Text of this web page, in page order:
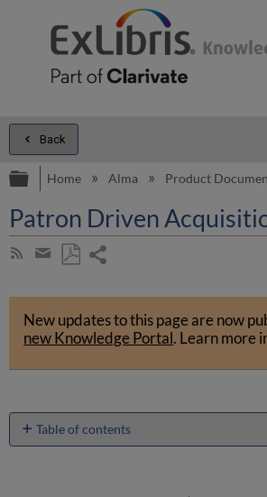
Back
Expand/collapse global
Home Alma Product
Patron Driven
Subscribe
RSS
Share
by
email
as
PDF
New updates to this page are now
new Knowledge Portal. Learn more
Table of contents
No